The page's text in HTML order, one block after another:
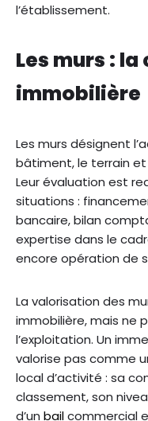
l’établissement.
Les murs :
immobilière
Les murs désignent
bâtiment, le terrain et
Leur évaluation est
situations :
bancaire, bilan
expertise dans le
encore opération de
La valorisation des
immobilière, mais ne
l’exploitation. Un
valorise pas comme
local d’activité : sa
classement, son
d’un bailcommercial